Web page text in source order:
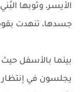
الأيسر، وثوبها
جسدها، تنهدت
بينما بالأسفل
يجلسون في إنتظار